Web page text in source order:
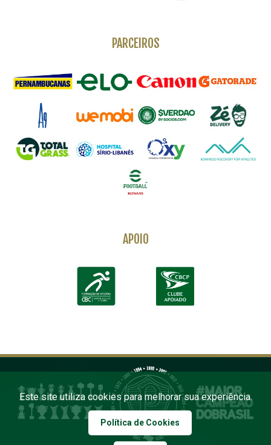
PARCEIROS
APOIO
Este site utiliza cookies para melhorar sua experiência.
Política de Cookies